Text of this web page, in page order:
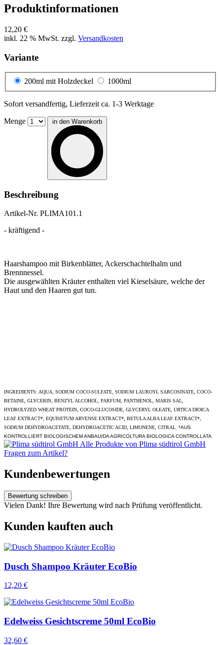
Produktinformationen
12,20 €
inkl. 22 % MwSt. zzgl. Versandkosten
Variante
200ml mit Holzdeckel 1000ml
Sofort versandfertig, Lieferzeit ca. 1-3 Werktage
Menge in den Warenkorb
Beschreibung
Artikel-Nr. PLIMA101.1
- kräftigend -
Haarshampoo mit Birkenblätter, Ackerschachtelhalm und
Brennnessel.
Die ausgewählten Kräuter enthalten viel Kieselsäure, welche der
Haut und den Haaren gut tun.
INGREDIENTS: AQUA, SODIUM COCO-SULFATE, SODIUM LAUROYL SARCOSINATE, COCO-
BETAINE, GLYCERIN, BENZYL ALCOHOL, PARFUM, PANTHENOL, MARIS SAL,
HYDROLYZED WHEAT PROTEIN, COCO-GLUCOSIDE, GLYCERYL OLEATE, URTICA DIOICA
LEAF EXTRACT*, EQUISETUM ARVENSE EXTRACT*, BETULA ALBA LEAF EXTRACT*,
SODIUM DEHYDROACETATE, DEHYDROACETIC ACID, LIMONENE, CITRAL. *AUS
KONTROLLIERT BIOLOGISCHEM ANBAU/DA AGRICOLTURA BIOLOGICA CONTROLLATA
Alle Produkte von Plima südtirol GmbH
Fragen zum Artikel?
Kundenbewertungen
Bewertung schreiben
Vielen Dank! Ihre Bewertung wird nach Prüfung veröffentlicht.
Kunden kauften auch
Dusch Shampoo Kräuter EcoBio
12,20 €
Edelweiss Gesichtscreme 50ml EcoBio
32,60 €